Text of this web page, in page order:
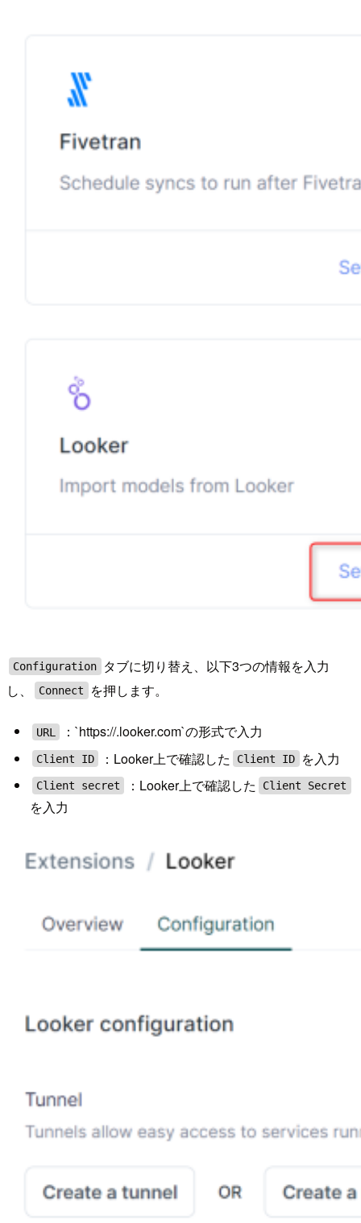
Configuration
タブに切り替え、以下3つの情報を入力
し、
Connect を押します。
URL ：`https://.looker.com`の形式で入力
Client ID ：Looker上で確認した Client ID を入力
Client secret ：Looker上で確認した Client Secret
を入力